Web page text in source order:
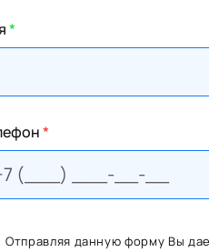
*
*
Отправляя данную форму Вы